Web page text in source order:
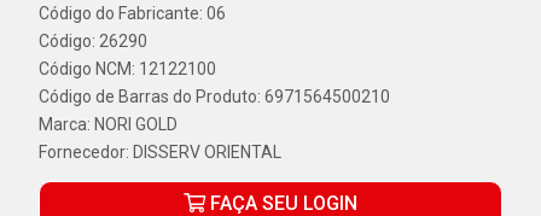
Código do Fabricante: 06
Código: 26290
Código NCM: 12122100
Código de Barras do Produto: 6971564500210
Marca: NORI GOLD
Fornecedor: DISSERV ORIENTAL
FAÇA SEU LOGIN